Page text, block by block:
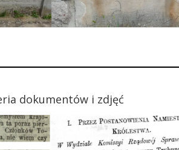
dokumentów i zdjęć